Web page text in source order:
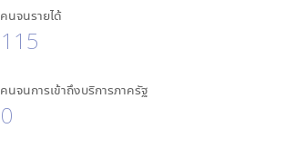
คนจนรายได้
115
คนจนการเข้าถึงบริการภาครัฐ
0